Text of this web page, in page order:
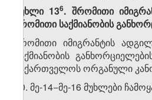
მუხლი 13​6. შრომითი
შრომითი საქმიანობის
შრომითი იმიგრანტის
საქმიანობის
საქართველოს ორგანული
10. მე-14−მე-16 მუხლები